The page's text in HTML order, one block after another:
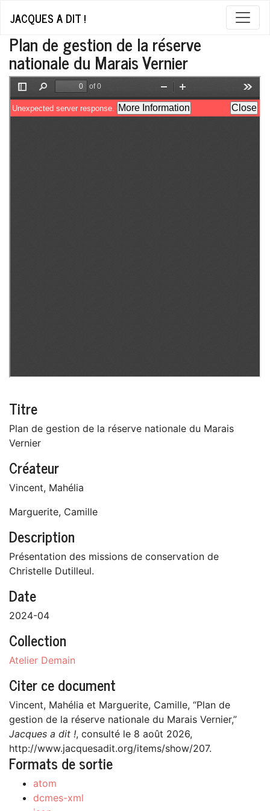
JACQUES A DIT !
Plan de gestion de la réserve
nationale du Marais Vernier
Titre
Plan de gestion de la réserve nationale du Marais
Vernier
Créateur
Vincent, Mahélia
Marguerite, Camille
Description
Présentation des missions de conservation de
Christelle Dutilleul.
Date
2024-04
Collection
Atelier Demain
Citer ce document
Vincent, Mahélia et Marguerite, Camille, “Plan de
gestion de la réserve nationale du Marais Vernier,”
Jacques a dit !, consulté le 8 août 2026,
http://www.jacquesadit.org/items/show/207.
Formats de sortie
atom
dcmes-xml